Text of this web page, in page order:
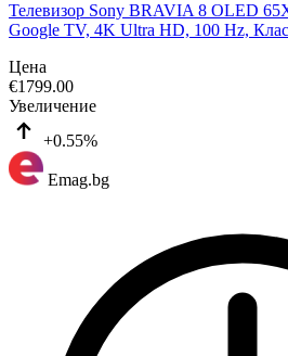
Телевизор Sony BRAVIA 8 OLED
Google TV, 4K Ultra HD, 100 Hz,
Цена
€1799.00
Увеличение
+0.55%
Emag.bg